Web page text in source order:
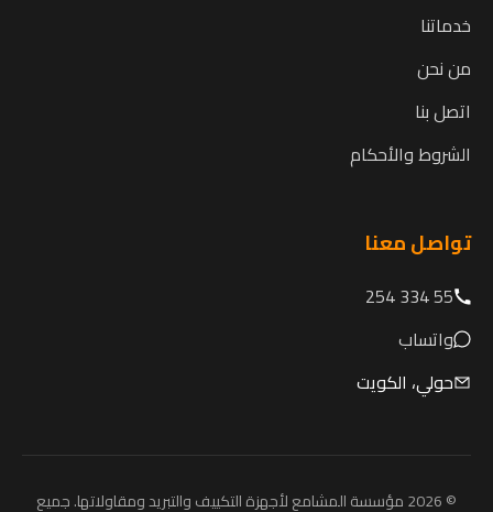
خدماتنا
من نحن
اتصل بنا
الشروط والأحكام
تواصل معنا
55 334 254
واتساب
حولي، الكويت
© 2026 مؤسسة المشامع لأجهزة التكييف والتبريد ومقاولاتها. جميع